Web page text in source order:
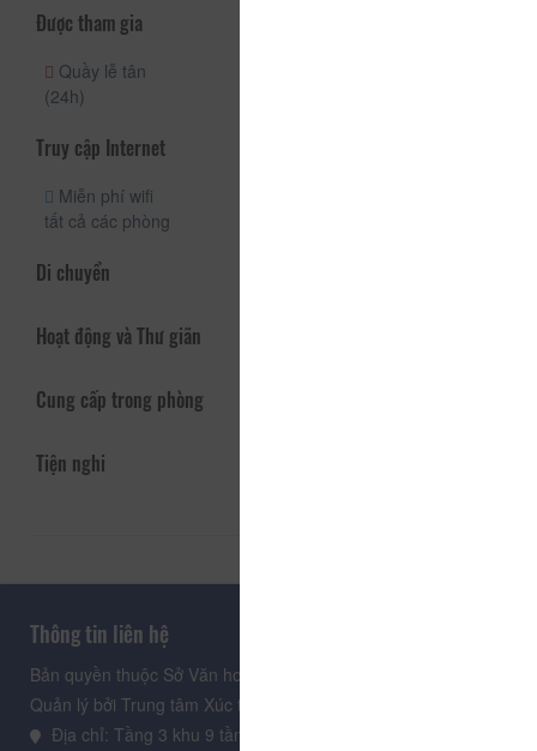
Được tham gia
Quầy lễ tân
(24h)
Truy cập Internet
Miễn phí wifi
tất cả các phòng
Di chuyển
Hoạt động và Thư giãn
Cung cấp trong phòng
Tiện nghi
Thông tin liên hệ
Bản quyền thuộc Sở Văn hoá, Thể thao và Du lịch Lâm Đồng.
Quản lý bởi Trung tâm Xúc tiến Du lịch Lâm Đồng
Địa chỉ: Tầng 3 khu 9 tầng, Trung tâm Hành chính tỉnh Lâm